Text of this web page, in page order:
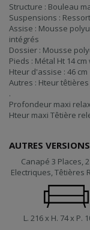
Structure : Bouleau
Suspensions :
Assise : Mousse
intégrés
Dossier : Mousse
Pieds : Métal Ht 14 cm
Hteur d'assise : 46 cm
Autres : Hteur
.
Profondeur maxi
Hteur maxi Têtière
AUTRES
Canapé 3 Places,
Electriques, Têtières
L. 216 x H. 74 x P.